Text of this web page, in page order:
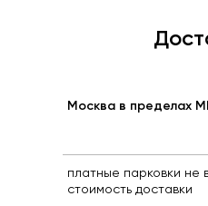
Москва в пределах
платные парковки не
стоимость доставки